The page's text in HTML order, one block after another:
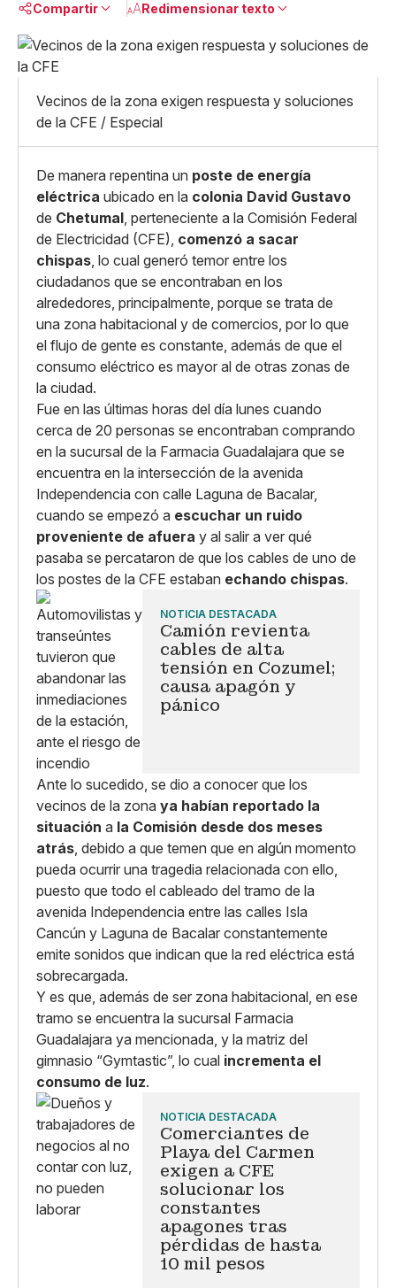
Compartir
Linkedin
X
Whatsapp
Copiar enlace
Redimensionar texto
Grande
Vecinos de la zona exigen respuesta y soluciones
de la CFE / Especial
De manera repentina un poste de energía
eléctrica ubicado en la colonia David Gustavo
de Chetumal, perteneciente a la Comisión Federal
de Electricidad (CFE), comenzó a sacar
chispas, lo cual generó temor entre los
ciudadanos que se encontraban en los
alrededores, principalmente, porque se trata de
una zona habitacional y de comercios, por lo que
el flujo de gente es constante, además de que el
consumo eléctrico es mayor al de otras zonas de
la ciudad.
Fue en las últimas horas del día lunes cuando
cerca de 20 personas se encontraban comprando
en la sucursal de la Farmacia Guadalajara que se
encuentra en la intersección de la avenida
Independencia con calle Laguna de Bacalar,
cuando se empezó a escuchar un ruido
proveniente de afuera y al salir a ver qué
pasaba se percataron de que los cables de uno de
los postes de la CFE estaban echando chispas.
NOTICIA DESTACADA
Camión revienta
cables de alta
tensión en Cozumel;
causa apagón y
pánico
Ante lo sucedido, se dio a conocer que los
vecinos de la zona ya habían reportado la
situación a la Comisión desde dos meses
atrás, debido a que temen que en algún momento
pueda ocurrir una tragedia relacionada con ello,
puesto que todo el cableado del tramo de la
avenida Independencia entre las calles Isla
Cancún y Laguna de Bacalar constantemente
emite sonidos que indican que la red eléctrica está
sobrecargada.
Y es que, además de ser zona habitacional, en ese
tramo se encuentra la sucursal Farmacia
Guadalajara ya mencionada, y la matriz del
gimnasio “Gymtastic”, lo cual incrementa el
consumo de luz.
NOTICIA DESTACADA
Comerciantes de
Playa del Carmen
exigen a CFE
solucionar los
constantes
apagones tras
pérdidas de hasta
10 mil pesos